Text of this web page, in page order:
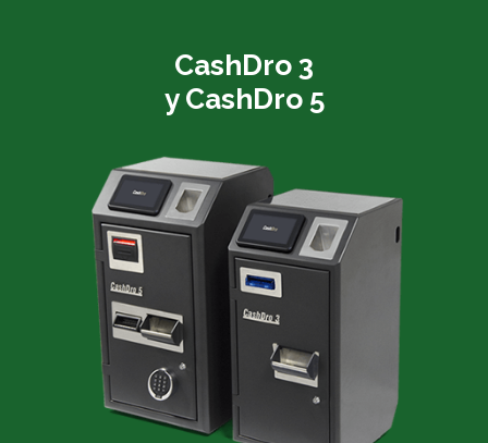
CashDro 3
y CashDro 5